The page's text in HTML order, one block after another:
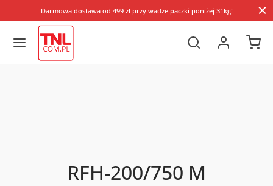
Darmowa dostawa od 499 zł przy wadze paczki poniżej 31kg!
RFH-200/750 M